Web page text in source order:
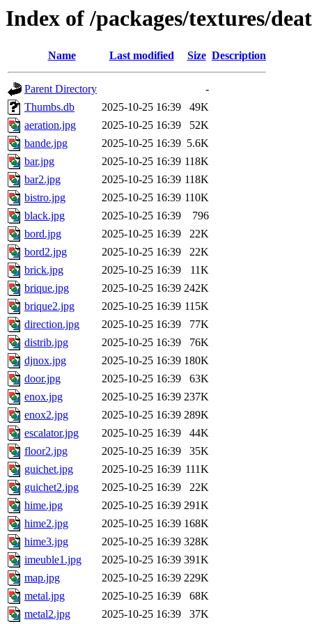
Index of /packages/textures/
Name Last modified Size Description
Parent Directory
-
Thumbs.db
2025-10-25 16:39
49K
aeration.jpg
2025-10-25 16:39
52K
bande.jpg
2025-10-25 16:39 5.6K
bar.jpg
2025-10-25 16:39 118K
bar2.jpg
2025-10-25 16:39 118K
bistro.jpg
2025-10-25 16:39 110K
black.jpg
2025-10-25 16:39
796
bord.jpg
2025-10-25 16:39
22K
bord2.jpg
2025-10-25 16:39
22K
brick.jpg
2025-10-25 16:39
11K
brique.jpg
2025-10-25 16:39 242K
brique2.jpg
2025-10-25 16:39 115K
direction.jpg
2025-10-25 16:39
77K
distrib.jpg
2025-10-25 16:39
76K
djnox.jpg
2025-10-25 16:39 180K
door.jpg
2025-10-25 16:39
63K
enox.jpg
2025-10-25 16:39 237K
enox2.jpg
2025-10-25 16:39 289K
escalator.jpg
2025-10-25 16:39
44K
floor2.jpg
2025-10-25 16:39
35K
guichet.jpg
2025-10-25 16:39 111K
guichet2.jpg
2025-10-25 16:39
22K
hime.jpg
2025-10-25 16:39 291K
hime2.jpg
2025-10-25 16:39 168K
hime3.jpg
2025-10-25 16:39 328K
imeuble1.jpg
2025-10-25 16:39 391K
map.jpg
2025-10-25 16:39 229K
metal.jpg
2025-10-25 16:39
68K
metal2.jpg
2025-10-25 16:39 37K